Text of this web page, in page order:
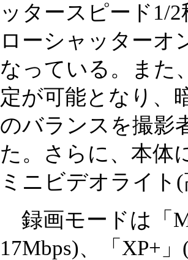
ッタースピード1/
ローシャッターオ
なっている。また
定が可能となり、
のバランスを撮影
た。さらに、本体
ミニビデオライト
録画モードは「
17Mbps)、「XP+